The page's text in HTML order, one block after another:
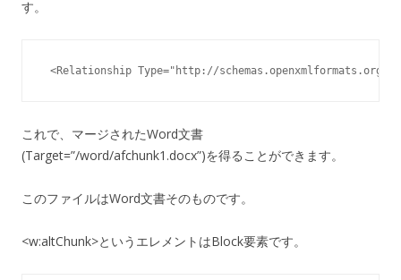
す。
<Relationship Type="http://schemas.openxmlformats.org/
これで、マージされたWord文書
(Target=”/word/afchunk1.docx”)を得ることができます。
このファイルはWord文書そのものです。
<w:altChunk>というエレメントはBlock要素です。